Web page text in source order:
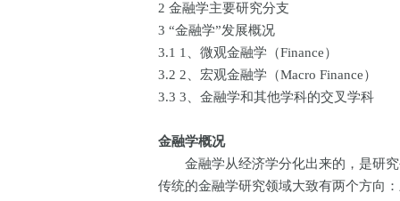
2 金融学主要研究分支
3 “金融学”发展概况
3.1 1、微观金融学（Finance）
3.2 2、宏观金融学（Macro Finance）
3.3 3、金融学和其他学科的交叉学科
金融学概况
金融学从经济学分化出来的，是研究
传统的金融学研究领域大致有两个方向